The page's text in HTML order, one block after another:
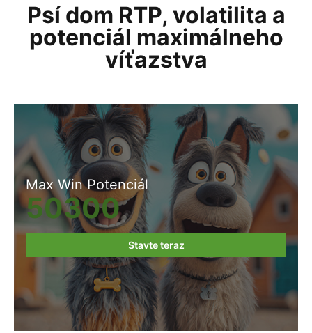
Psí dom RTP, volatilita a
potenciál maximálneho
víťazstva
Max Win Potenciál
50300
Stavte teraz